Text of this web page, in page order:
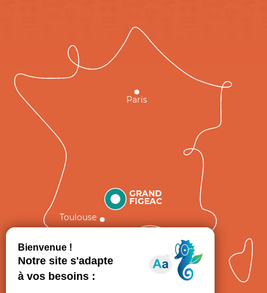
GRAND
FIGEAC
Toulouse
Paris